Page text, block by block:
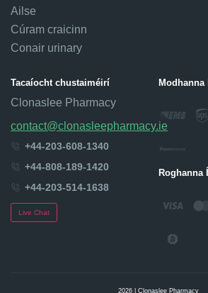
Ailse
Cúram craicinn
Conair urinary
Tacaíocht chustaiméirí
Clonaslee Pharmacy
contact@clonasleepharmacy.ie
+44-203-608-1340
+44-808-189-1420
+44-203-514-1638
Live Chat
Roghanna
2026 | Clonaslee Pharmacy